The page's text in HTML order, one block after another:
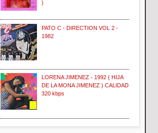
)
PATO C - DIRECTION VOL 2 -
1982
LORENA JIMENEZ - 1992 ( HIJA
DE LA MONA JIMENEZ ) CALIDAD
320 kbps